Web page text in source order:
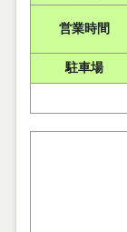
営業時間
駐車場